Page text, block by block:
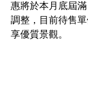
惠將於本月底屆
調整，目前待售
享優質景觀。